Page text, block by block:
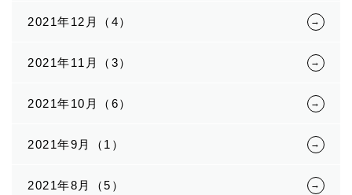
2021年12月（4）
2021年11月（3）
2021年10月（6）
2021年9月（1）
2021年8月（5）